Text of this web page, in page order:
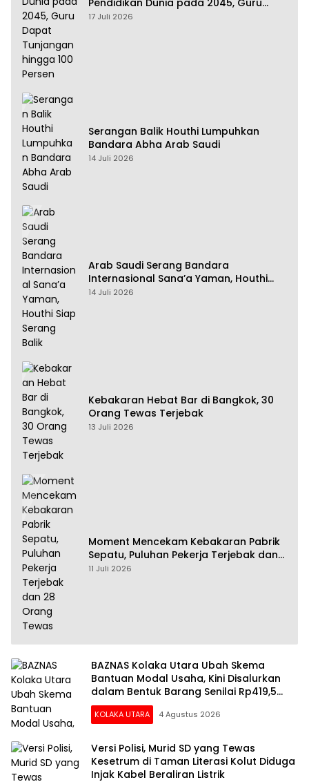
Dapat Tunjangan hingga 100 Persen
17 Juli 2026
Serangan Balik Houthi Lumpuhkan
Bandara Abha Arab Saudi
14 Juli 2026
Arab Saudi Serang Bandara
Internasional Sana’a Yaman, Houthi
Siap Serang Balik
14 Juli 2026
Kebakaran Hebat Bar di Bangkok, 30
Orang Tewas Terjebak
13 Juli 2026
Moment Mencekam Kebakaran Pabrik
Sepatu, Puluhan Pekerja Terjebak dan
28 Orang Tewas
11 Juli 2026
BAZNAS Kolaka Utara Ubah Skema
Bantuan Modal Usaha, Kini Disalurkan
dalam Bentuk Barang Senilai Rp419,5
Juta
KOLAKA UTARA 4 Agustus 2026
Versi Polisi, Murid SD yang Tewas
Kesetrum di Taman Literasi Kolut Diduga
Injak Kabel Beraliran Listrik